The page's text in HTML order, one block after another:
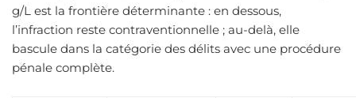
g/L est la frontière déterminante : en dessous,
l’infraction reste contraventionnelle ; au-delà, elle
bascule dans la catégorie des délits avec une procédure
pénale complète.